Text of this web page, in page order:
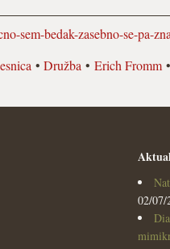
sem-bedak-zasebno-se-pa-
•Družba • Erich Fromm
02/07/